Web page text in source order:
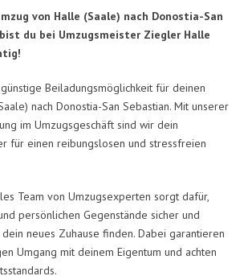
von Halle (Saale) nach Donostia-San
du bei Umzugsmeister Ziegler Halle
Beiladungsmöglichkeit für deinen
nach Donostia-San Sebastian. Mit unserer
im Umzugsgeschäft sind wir dein
für einen reibungslosen und stressfreien
Team von Umzugsexperten sorgt dafür,
persönlichen Gegenstände sicher und
neues Zuhause finden. Dabei garantieren
Umgang mit deinem Eigentum und achten